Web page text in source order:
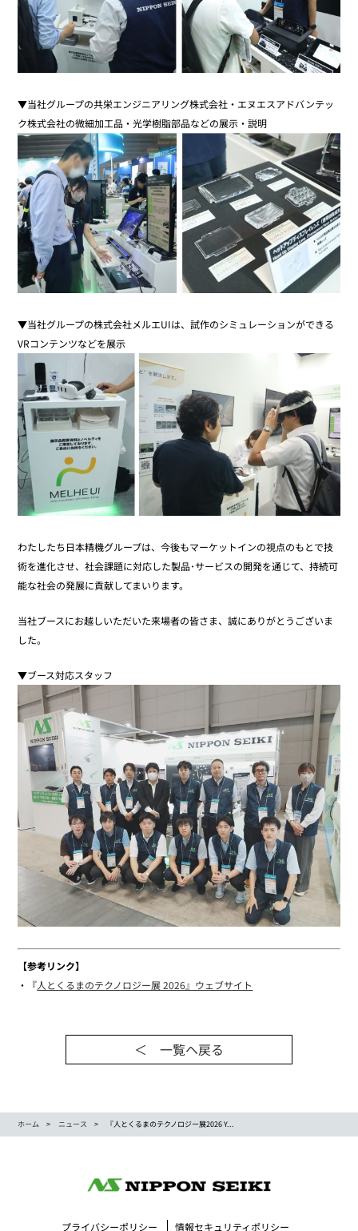
▼当社グループの共栄エンジニアリング株式会社・エヌエスアドバンテッ
ク株式会社の微細加工品・光学樹脂部品などの展示・説明
▼当社グループの株式会社メルエUIは、試作のシミュレーションができる
VRコンテンツなどを展示
わたしたち日本精機グループは、今後もマーケットインの視点のもとで技
術を進化させ、社会課題に対応した製品･サービスの開発を通じて、持続可
能な社会の発展に貢献してまいります。
当社ブースにお越しいただいた来場者の皆さま、誠にありがとうございま
した。
▼ブース対応スタッフ
【参考リンク】
・『人とくるまのテクノロジー展 2026』ウェブサイト
＜ 一覧ヘ戻る
ホーム ニュース 『人とくるまのテクノロジー展2026 Y...
プライバシーポリシー 情報セキュリティポリシー